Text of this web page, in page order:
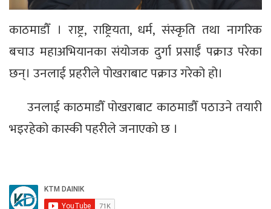
काठमाडौँ । राष्ट्र, राष्ट्रियता, धर्म, संस्कृति तथा नागरिक
बचाउ महाअभियानका संयोजक दुर्गा प्रसाईँ पक्राउ परेका
छन्। उनलाई प्रहरीले पोखराबाट पक्राउ गरेको हो।
उनलाई काठमाडौँ पोखराबाट काठमाडौँ पठाउने तयारी
भइरहेको कास्की पहरीले जनाएको छ ।